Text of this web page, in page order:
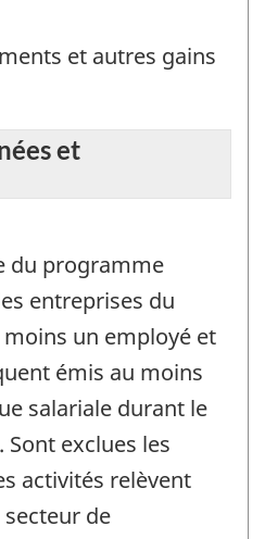
et autres gains
et
du programme
entreprises du
un employé et
émis au moins
salariale durant le
exclues les
activités relèvent
de